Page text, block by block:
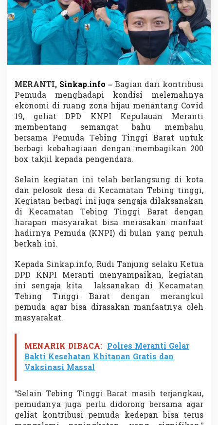
u
M
e
m
b
a
h
u
D
P
D
K
N
P
I
B
e
a
g
i
T
a
k
j
i
T
T
B
a
r
MERANTI, Sinkap.info – Bagian dari kontribusi
Pemuda menghadapi kondisi melemahnya
ekonomi di ruang zona hijau menantang Covid
19, geliat DPD KNPI Kepulauan Meranti
membentang semangat bahu membahu
bersama Pemuda Tebing Tinggi Barat untuk
berbagi kebahagiaan dengan membagikan 200
box takjil kepada pengendara.
Selain kegiatan ini telah berlangsung di kota
dan pelosok desa di Kecamatan Tebing tinggi,
Kegiatan berbagi ini juga sengaja dilaksanakan
di Kecamatan Tebing Tinggi Barat dengan
harapan masyarakat bisa merasakan manfaat
hadirnya Pemuda (KNPI) di bulan yang penuh
berkah ini.
Kepada Sinkap.info, Rudi Tanjung selaku Ketua
DPD KNPI Meranti menyampaikan, kegiatan
ini sengaja kita laksanakan di Kecamatan
Tebing Tinggi Barat dengan merangkul
pemuda agar bisa dirasakan manfaatnya oleh
masyarakat.
MENARIK DIBACA: Polres Meranti Gelar
Bakti Kesehatan Khitanan Gratis dan
Vaksinasi Massal
“Selain Tebing Tinggi Barat masih terjangkau,
pemudanya juga perlu didorong bersama agar
geliat kontribusi pemuda kedepan bisa terus